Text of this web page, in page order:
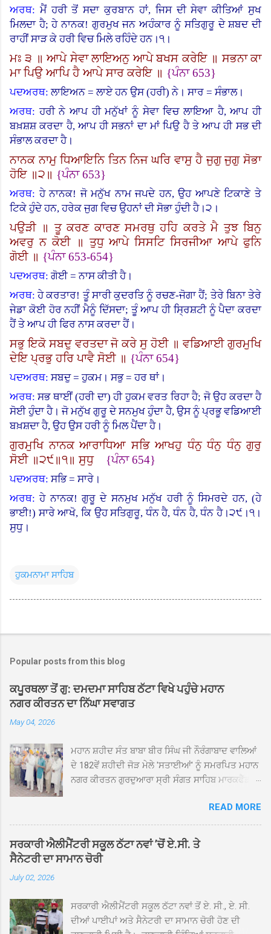
ਅਰਥ: ਮੈਂ ਹਰੀ ਤੋਂ ਸਦਾ ਕੁਰਬਾਨ ਹਾਂ, ਜਿਸ ਦੀ ਸੇਵਾ ਕੀਤਿਆਂ ਸੁਖ
ਮਿਲਦਾ ਹੈ;ਹੇ ਨਾਨਕ! ਗੁਰਮੁਖ ਜਨ ਅਹੰਕਾਰ ਨੂੰ ਸਤਿਗੁਰੂ ਦੇ ਸ਼ਬਦ ਦੀ
ਰਾਹੀਂ ਸਾੜ ਕੇ ਹਰੀ ਵਿਚ ਮਿਲੇ ਰਹਿੰਦੇ ਹਨ।੧।
ਮਃ ੩ ॥ ਆਪੇ ਸੇਵਾ ਲਾਇਅਨੁ ਆਪੇ ਬਖਸ ਕਰੇਇ ॥ ਸਭਨਾ ਕਾ
ਮਾ ਪਿਉ ਆਪਿ ਹੈ ਆਪੇ ਸਾਰ ਕਰੇਇ ॥ {ਪੰਨਾ653}
ਪਦਅਰਥ: ਲਾਇਅਨ = ਲਾਏ ਹਨ ਉਸ (ਹਰੀ) ਨੇ।ਸਾਰ = ਸੰਭਾਲ।
ਅਰਥ: ਹਰੀ ਨੇ ਆਪ ਹੀ ਮਨੁੱਖਾਂ ਨੂੰ ਸੇਵਾ ਵਿਚ ਲਾਇਆ ਹੈ, ਆਪ ਹੀ
ਬਖ਼ਸ਼ਸ਼ ਕਰਦਾ ਹੈ, ਆਪ ਹੀ ਸਭਨਾਂ ਦਾ ਮਾਂ ਪਿਉ ਹੈ ਤੇ ਆਪ ਹੀ ਸਭ ਦੀ
ਸੰਭਾਲ ਕਰਦਾ ਹੈ।
ਨਾਨਕ ਨਾਮੁ ਧਿਆਇਨਿ ਤਿਨ ਨਿਜ ਘਰਿ ਵਾਸੁ ਹੈ ਜੁਗੁ ਜੁਗੁ ਸੋਭਾ
ਹੋਇ ॥੨॥ {ਪੰਨਾ653}
ਅਰਥ: ਹੇ ਨਾਨਕ! ਜੋ ਮਨੁੱਖ ਨਾਮ ਜਪਦੇ ਹਨ, ਉਹ ਆਪਣੇ ਟਿਕਾਣੇ ਤੇ
ਟਿਕੇ ਹੁੰਦੇ ਹਨ,ਹਰੇਕ ਜੁਗ ਵਿਚ ਉਹਨਾਂ ਦੀ ਸੋਭਾ ਹੁੰਦੀ ਹੈ।੨।
ਪਉੜੀ ॥ ਤੂ ਕਰਣ ਕਾਰਣ ਸਮਰਥੁ ਹਹਿ ਕਰਤੇ ਮੈ ਤੁਝ ਬਿਨੁ
ਅਵਰੁ ਨ ਕੋਈ ॥ ਤੁਧੁ ਆਪੇ ਸਿਸਟਿ ਸਿਰਜੀਆ ਆਪੇ ਫੁਨਿ
ਗੋਈ ॥ {ਪੰਨਾ653-654}
ਪਦਅਰਥ: ਗੋਈ = ਨਾਸ ਕੀਤੀ ਹੈ।
ਅਰਥ: ਹੇ ਕਰਤਾਰ! ਤੂੰ ਸਾਰੀ ਕੁਦਰਤਿ ਨੂੰ ਰਚਣ-ਜੋਗਾ ਹੈਂ;ਤੇਰੇ ਬਿਨਾ ਤੇਰੇ
ਜੇਡਾ ਕੋਈ ਹੋਰ ਨਹੀਂ ਮੈਨੂੰ ਦਿੱਸਦਾ;ਤੂੰ ਆਪ ਹੀ ਸ੍ਰਿਸ਼ਟੀ ਨੂੰ ਪੈਦਾ ਕਰਦਾ
ਹੈਂ ਤੇ ਆਪ ਹੀ ਫਿਰ ਨਾਸ ਕਰਦਾ ਹੈਂ।
ਸਭੁ ਇਕੋ ਸਬਦੁ ਵਰਤਦਾ ਜੋ ਕਰੇ ਸੁ ਹੋਈ ॥ ਵਡਿਆਈ ਗੁਰਮੁਖਿ
ਦੇਇ ਪ੍ਰਭੁ ਹਰਿ ਪਾਵੈ ਸੋਈ ॥ {ਪੰਨਾ654}
ਪਦਅਰਥ: ਸਬਦੁ = ਹੁਕਮ। ਸਭੁ = ਹਰ ਥਾਂ।
ਅਰਥ: ਸਭ ਥਾਈਂ (ਹਰੀ ਦਾ) ਹੀ ਹੁਕਮ ਵਰਤ ਰਿਹਾ ਹੈ;ਜੋ ਉਹ ਕਰਦਾ ਹੈ
ਸੋਈ ਹੁੰਦਾ ਹੈ। ਜੋ ਮਨੁੱਖ ਗੁਰੂ ਦੇ ਸਨਮੁਖ ਹੁੰਦਾ ਹੈ, ਉਸ ਨੂੰ ਪ੍ਰਭੂ ਵਡਿਆਈ
ਬਖ਼ਸ਼ਦਾ ਹੈ, ਉਹ ਉਸ ਹਰੀ ਨੂੰ ਮਿਲ ਪੈਂਦਾ ਹੈ।
ਗੁਰਮੁਖਿ ਨਾਨਕ ਆਰਾਧਿਆ ਸਭਿ ਆਖਹੁ ਧੰਨੁ ਧੰਨੁ ਧੰਨੁ ਗੁਰੁ
ਸੋਈ ॥੨੯॥੧॥ ਸੁਧੁ
{ਪੰਨਾ654}
ਪਦਅਰਥ: ਸਭਿ = ਸਾਰੇ।
ਅਰਥ: ਹੇ ਨਾਨਕ! ਗੁਰੂ ਦੇ ਸਨਮੁਖ ਮਨੁੱਖ ਹਰੀ ਨੂੰ ਸਿਮਰਦੇ ਹਨ, (ਹੇ
ਭਾਈ!)ਸਾਰੇ ਆਖੋ, ਕਿ ਉਹ ਸਤਿਗੁਰੂ, ਧੰਨ ਹੈ, ਧੰਨ ਹੈ, ਧੰਨ ਹੈ।੨੯।੧।
ਸੁਧੁ।
ਹੁਕਮਨਾਮਾ ਸਾਹਿਬ
Popular posts from this blog
ਕਪੂਰਥਲਾ ਤੋਂ ਗੁ: ਦਮਦਮਾ ਸਾਹਿਬ ਠੱਟਾ ਵਿਖੇ ਪਹੁੰਚੇ ਮਹਾਨ
ਨਗਰ ਕੀਰਤਨ ਦਾ ਨਿੱਘਾ ਸਵਾਗਤ
May 04, 2026
ਮਹਾਨ ਸ਼ਹੀਦ ਸੰਤ ਬਾਬਾ ਬੀਰ ਸਿੰਘ ਜੀ ਨੌਰੰਗਾਬਾਦ ਵਾਲਿਆਂ
ਦੇ 182ਵੇਂ ਸ਼ਹੀਦੀ ਜੋੜ ਮੇਲੇ 'ਸਤਾਈਆਂ' ਨੂੰ ਸਮਰਪਿਤ ਮਹਾਨ
ਨਗਰ ਕੀਰਤਨ ਗੁਰਦੁਆਰਾ ਸ੍ਰੀ ਸੰਗਤ ਸਾਹਿਬ ਮਾਰਕਫੈੱਡ
ਸਰਪ੍ਰਸਤੀ ਹੇਠ, ਪੰਜ ਪਿਆਰਿਆਂ ਦੀ ਅਗਵਾਈ ਵਿੱਚ
ਮਹੱਲਾ ਸੰਤਪੁਰਾ ਤੋਂ ਪ੍ਰਾਰੰਭ ਹੋ ਕੇ ਪਿੰਡ ਭਗਤਪੁਰ,
ਭਗਵਾਨਪੁਰ, ਝੁੱਗੀਆਂ ਗੁਲਾਮ, ਮਜਾਦਪੁਰ, ਕੁੱਲੀਆਂ, ਰੱਤਾ ਨੌ
ਅਬਾਦ, ਕੋਲੀਆਂਵਾਲ, ਅੱਡਾ ਸਾਬੂਵਾਲ, ਦਰੀਏਵਾਲ,
ਵਿਖੇ ਪਹੁੰਚਣ ’ਤੇ ਮੁੱਖ ਸੇਵਾਦਾਰ ਸੰਤ ਬਾਬਾ ਹਰਜੀਤ ਸਿੰਘ ਤੇ
ਇਲਾਕੇ ਦੀਆਂ ਸੰਗਤਾਂ ਵੱਲੋਂ ਜੈਕਾਰਿਆਂ ਦੀ ਗੂੰਜ ਵਿਚ ਨਿੱਘਾ
READ MORE
ਸਰਕਾਰੀ ਐਲੀਮੈਂਟਰੀ ਸਕੂਲ ਠੱਟਾ ਨਵਾਂ ’ਚੋਂ ਏ.ਸੀ. ਤੇ
ਸੈਨੇਟਰੀ ਦਾ ਸਾਮਾਨ ਚੋਰੀ
July 02, 2026
ਸਰਕਾਰੀ ਐਲੀਮੈਂਟਰੀ ਸਕੂਲ ਠੱਟਾ ਨਵਾਂ ਤੋਂ ਏ. ਸੀ., ਏ. ਸੀ.
ਦੀਆਂ ਪਾਈਪਾਂ ਅਤੇ ਸੈਨੇਟਰੀ ਦਾ ਸਾਮਾਨ ਚੋਰੀ ਹੋਣ ਦੀ